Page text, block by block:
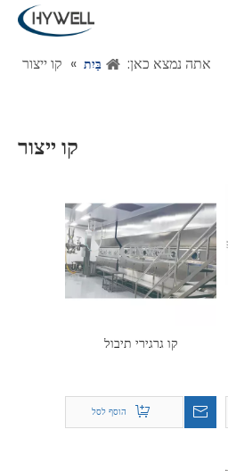
אתה נמצא כאן: בַּיִת » קו ייצור
קו ייצור
קו גרגירי תיבול
הוסף לסל